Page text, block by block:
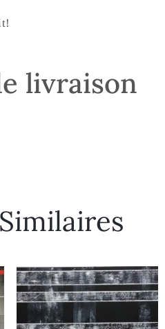
livraison